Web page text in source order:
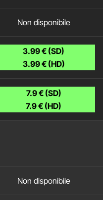
Non disponibile
3.99 € (SD)
3.99 € (HD)
7.9 € (SD)
7.9 € (HD)
Non disponibile